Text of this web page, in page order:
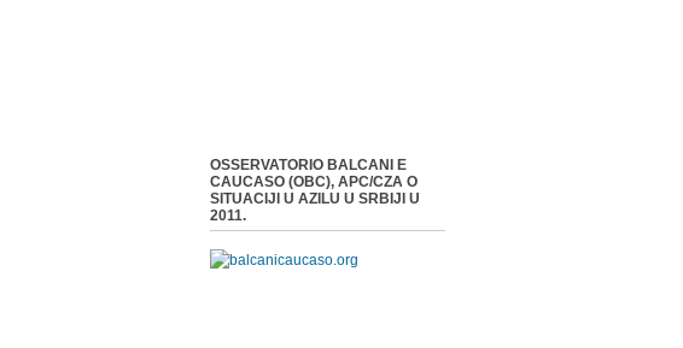
OSSERVATORIO BALCANI E
CAUCASO (OBC), APC/CZA O
SITUACIJI U AZILU U SRBIJI U
2011.